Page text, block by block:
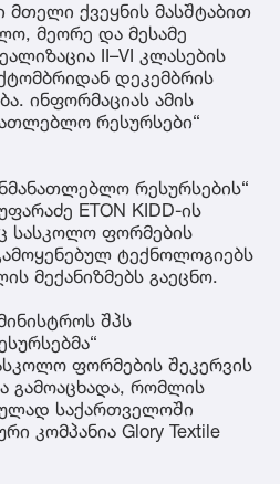
მთელი ქვეყნის მასშტაბით
მეორე და მესამე
II–VI კლასების
დეკემბრის
ინფორმაციას ამის
რესურსები“
რესურსების“
ETON KIDD-ის
სასკოლო ფორმების
ტექნოლოგიებს
მექანიზმებს გაეცნო.
შპს
ფორმების შეკერვის
გამოაცხადა, რომლის
საქართველოში
კომპანია Glory Textile